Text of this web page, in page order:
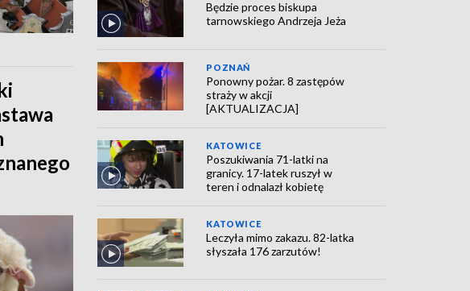
Będzie proces biskupa
tarnowskiego Andrzeja Jeża
POZNAŃ
Ponowny pożar. 8 zastępów
straży w akcji
[AKTUALIZACJA]
KATOWICE
Poszukiwania 71-latki na
granicy. 17-latek ruszył w
teren i odnalazł kobietę
KATOWICE
Leczyła mimo zakazu. 82-latka
słyszała 176 zarzutów!